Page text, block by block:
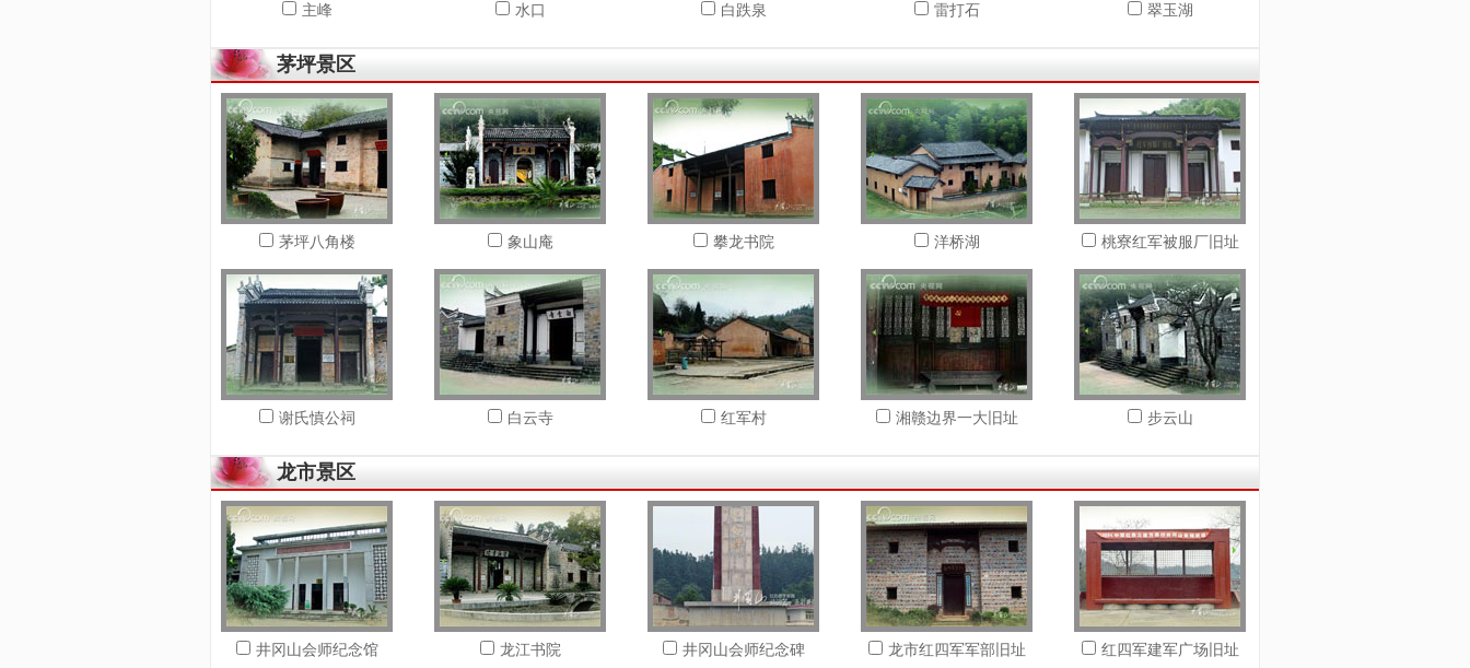
主峰 水口 白跌泉 雷打石 翠玉湖
茅坪景区
茅坪八角楼 象山庵 攀龙书院 洋桥湖 桃寮红军被服厂旧址
谢氏慎公祠 白云寺 红军村 湘赣边界一大旧址 步云山
龙市景区
井冈山会师纪念馆 龙江书院 井冈山会师纪念碑 龙市红四军军部旧址 红四军建军广场旧址